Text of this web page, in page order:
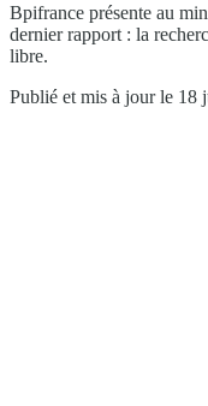
Bpifrance présente au
dernier rapport : la
libre.
Publié et mis à jour le 18